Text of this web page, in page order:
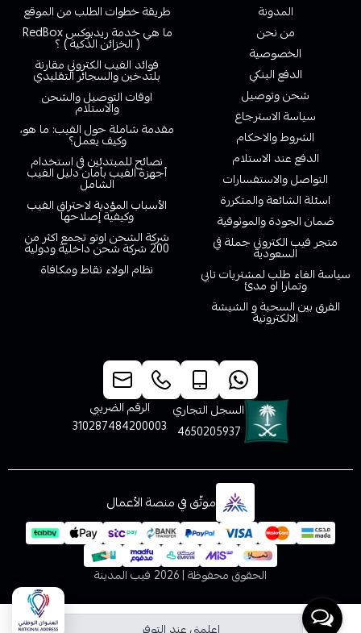
المدونة
من نحن
الخصوصية
الدفع البنكي
شحن وتوصيل
سياسة الاسترجاع
الشروط والاحكام
الدفع عند الاستلام
التواصل والاستفسارات
اسئلة الشائعة والمتكررة
ضمان الجودة والموثوقية
متجر فيب الكتروني جملة في
السعودية
سياسة الغاء طلب لمشتريات تابي
وتمارا او مدئ
الفرق بين السحبة و الشيشة
الالكترونية
طريقة خطوات الطلب من الموقع
ما هي خدمة ريدبوكس RedBox
( الخزائن الذكية ) ؟
فوائد الفيب الكتروني مقارنة
بلتدخين والسجائر التقليدي
اوقات التوصيل والشحن
والاستلام
مقدمة شاملة حول الفيب: ما هو،
وكيف يعمل؟
نصائح للمبتدئين في استخدام
أجهزة الفيب بأمان دليل الفيب
الشامل
الأسباب المؤدية لاحتراق الفيب
وكيفية إصلاحها
شركة الشحن اوتو تجمع اكثر من
200 شركة شحن داخلية ودولية
نظام الولاء نقاط ومكافاة
السجل التجاري
4650205937
الرقم الضريبي
310287484200003
موثّق في منصة الأعمال
الحقوق محفوظة | 2026 فيب المدينة